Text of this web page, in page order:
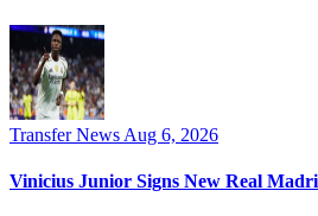
Transfer News Aug 6, 2026
Vinicius Junior Signs New Real